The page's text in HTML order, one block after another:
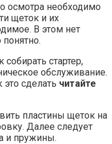
осмотра необходимо
щеток и их
В этом нет
собирать стартер,
обслуживание.
это сделать читайте
пластины щеток на
Далее следует
и пружины.